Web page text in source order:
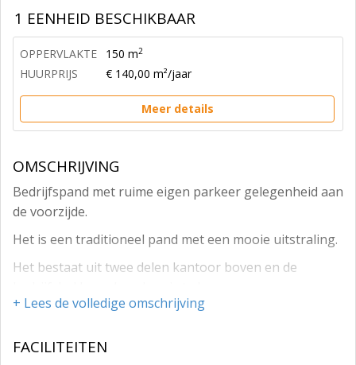
1 EENHEID BESCHIKBAAR
OPPERVLAKTE 150 m2
HUURPRIJS € 140,00 m²/jaar
Meer details
OMSCHRIJVING
Bedrijfspand met ruime eigen parkeer gelegenheid aan
de voorzijde.
Het is een traditioneel pand met een mooie uitstraling.
Het bestaat uit twee delen kantoor boven en de
De entree is via de hoofdingang beneden daar is een
+ Lees de volledige omschrijving
FACILITEITEN